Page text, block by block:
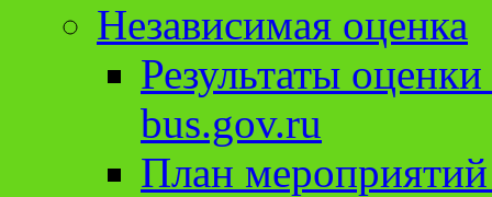
Независимая оценка
Результаты
bus.gov.ru
План